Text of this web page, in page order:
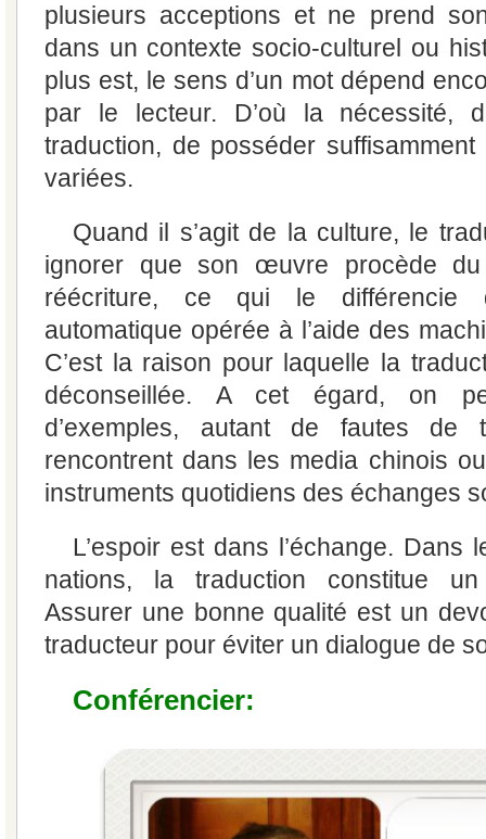
plusieurs acceptions et ne prend
dans un contexte socio-culturel ou
plus est, le sens d’un mot dépend
par le lecteur. D’où la nécessité,
traduction, de posséder
variées.
Quand il s’agit de la culture, le
ignorer que son œuvre procède
réécriture, ce qui le différencie
automatique opérée à l’aide des
C’est la raison pour laquelle la
déconseillée. A cet égard, on
d’exemples, autant de fautes de
rencontrent dans les media chinois
instruments quotidiens des échanges
L’espoir est dans l’échange. Dans
nations, la traduction constitue
Assurer une bonne qualité est un
traducteur pour éviter un dialogue de
Conférencier: